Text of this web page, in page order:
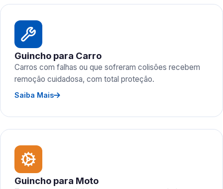
Guincho para Carro
Carros com falhas ou que sofreram colisões recebem
remoção cuidadosa, com total proteção.
Saiba Mais
Guincho para Moto